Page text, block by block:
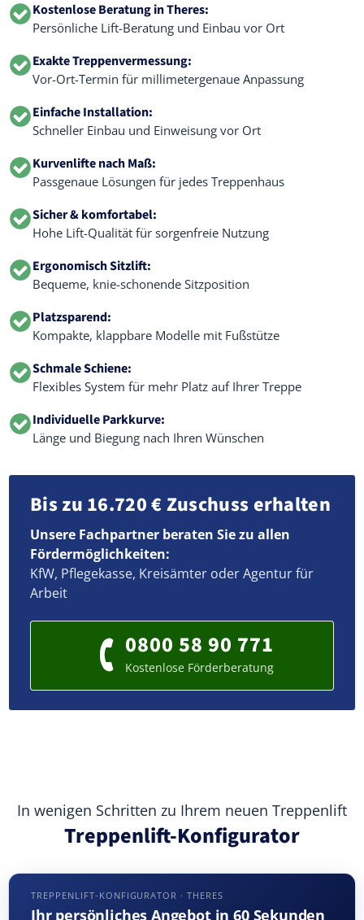
Kostenlose Beratung in Theres:
Persönliche Lift-Beratung und Einbau vor Ort
Exakte Treppenvermessung:
Vor-Ort-Termin für millimetergenaue Anpassung
Einfache Installation:
Schneller Einbau und Einweisung vor Ort
Kurvenlifte nach Maß:
Passgenaue Lösungen für jedes Treppenhaus
Sicher & komfortabel:
Hohe Lift-Qualität für sorgenfreie Nutzung
Ergonomisch Sitzlift:
Bequeme, knie-schonende Sitzposition
Platzsparend:
Kompakte, klappbare Modelle mit Fußstütze
Schmale Schiene:
Flexibles System für mehr Platz auf Ihrer Treppe
Individuelle Parkkurve:
Länge und Biegung nach Ihren Wünschen
Bis zu 16.720 € Zuschuss erhalten
Unsere Fachpartner beraten Sie zu allen
Fördermöglichkeiten:
KfW, Pflegekasse, Kreisämter oder Agentur für
Arbeit
0800 58 90 771
Kostenlose Förderberatung
In wenigen Schritten zu Ihrem neuen Treppenlift
Treppenlift-Konfigurator
TREPPENLIFT-KONFIGURATOR · THERES
Ihr persönliches Angebot in 60 Sekunden